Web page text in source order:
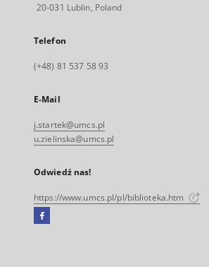
20-031 Lublin, Poland
Telefon
(+48) 81 537 58 93
E-Mail
j.startek@umcs.pl
u.zielinska@umcs.pl
Odwiedź nas!
https://www.umcs.pl/pl/biblioteka.htm
Facebook